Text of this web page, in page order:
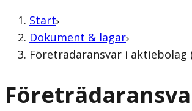
Start
Dokument & lagar
Företrädaransvar i aktiebolag